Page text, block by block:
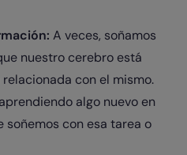
A veces, soñamos
nuestro cerebro está
con el mismo.
algo nuevo en
soñemos con esa tarea o